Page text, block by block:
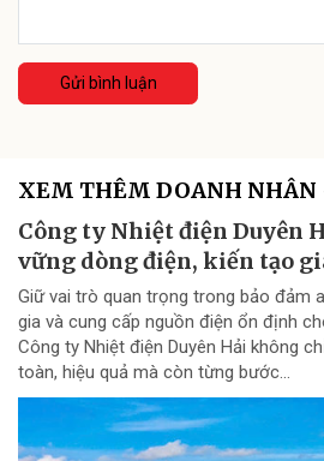
Gửi bình luận
XEM THÊM DOANH NHÂN
Công ty Nhiệt điện Duyên
vững dòng điện, kiến tạo
Giữ vai trò quan trọng trong bảo đảm
gia và cung cấp nguồn điện ổn định
Công ty Nhiệt điện Duyên Hải không
toàn, hiệu quả mà còn từng bước...